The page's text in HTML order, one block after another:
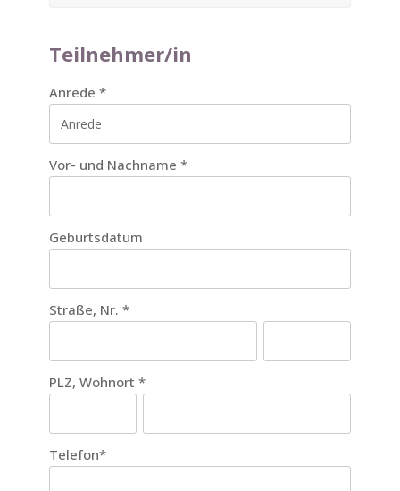
Teilnehmer/in
Anrede *
Vor- und Nachname *
Geburtsdatum
Straße, Nr. *
PLZ, Wohnort *
Telefon*